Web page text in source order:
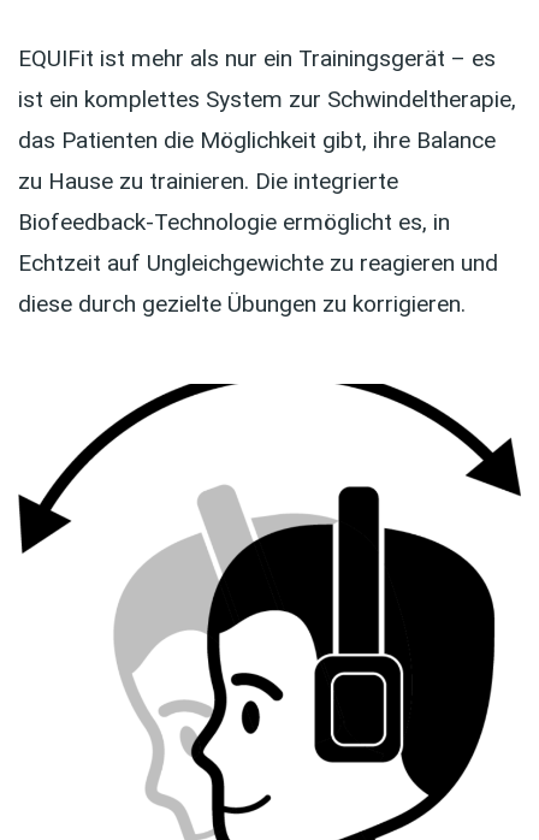
EQUIFit ist mehr als nur ein Trainingsgerät – es
ist ein komplettes System zur Schwindeltherapie,
das Patienten die Möglichkeit gibt, ihre Balance
zu Hause zu trainieren. Die integrierte
Biofeedback-Technologie ermöglicht es, in
Echtzeit auf Ungleichgewichte zu reagieren und
diese durch gezielte Übungen zu korrigieren.